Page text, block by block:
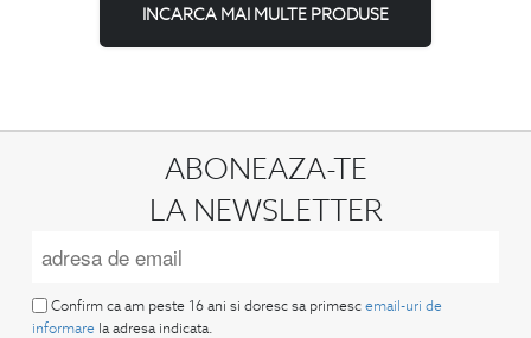
INCARCA MAI MULTE PRODUSE
ABONEAZA-TE
LA NEWSLETTER
Confirm ca am peste 16 ani si doresc sa primesc email-uri de
informare la adresa indicata.